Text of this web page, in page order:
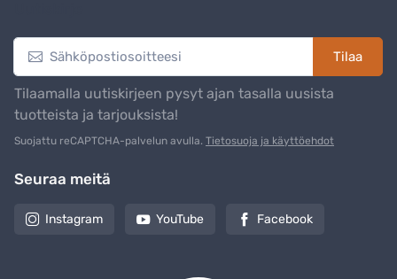
Tilaa
Tilaamalla uutiskirjeen pysyt ajan tasalla uusista
tuotteista ja tarjouksista!
Suojattu reCAPTCHA-palvelun avulla. Tietosuoja ja käyttöehdot
Seuraa meitä
Instagram YouTube Facebook